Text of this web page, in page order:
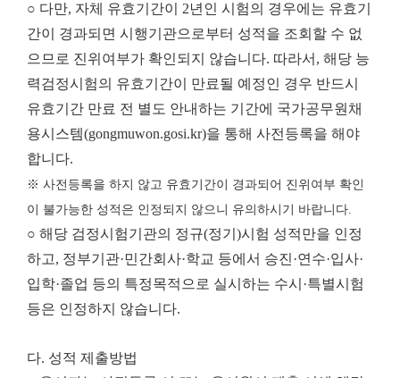
○ 다만, 자체 유효기간이 2년인 시험의 경우에는 유효기
간이 경과되면 시행기관으로부터 성적을 조회할 수 없
으므로 진위여부가 확인되지 않습니다. 따라서, 해당 능
력검정시험의 유효기간이 만료될 예정인 경우 반드시
유효기간 만료 전 별도 안내하는 기간에 국가공무원채
용시스템(gongmuwon.gosi.kr)을 통해 사전등록을 해야
합니다.
※ 사전등록을 하지 않고 유효기간이 경과되어 진위여부 확인
이 불가능한 성적은 인정되지 않으니 유의하시기 바랍니다.
○ 해당 검정시험기관의 정규(정기)시험 성적만을 인정
하고, 정부기관·민간회사·학교 등에서 승진·연수·입사·
입학·졸업 등의 특정목적으로 실시하는 수시·특별시험
등은 인정하지 않습니다.
다. 성적 제출방법